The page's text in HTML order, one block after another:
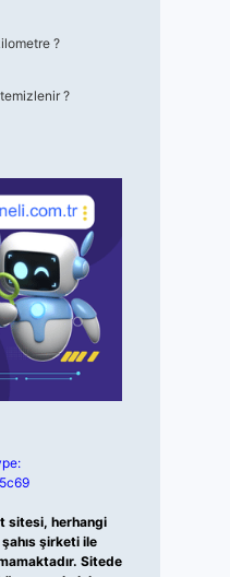
?
temizlenir ?
sitesi, herhangi
şirketi ile
Sitede